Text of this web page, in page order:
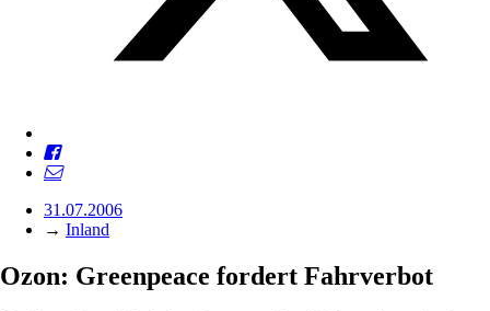
31.07.2006
→ Inland
Ozon: Greenpeace fordert Fahrverbot